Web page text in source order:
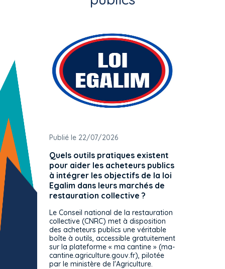
Publié le 22/07/2026
Quels outils pratiques existent
pour aider les acheteurs publics
à intégrer les objectifs de la loi
Egalim dans leurs marchés de
restauration collective ?
Le Conseil national de la restauration
collective (CNRC) met à disposition
des acheteurs publics une véritable
boîte à outils, accessible gratuitement
sur la plateforme « ma cantine » (ma-
cantine.agriculture.gouv.fr), pilotée
par le ministère de l'Agriculture.